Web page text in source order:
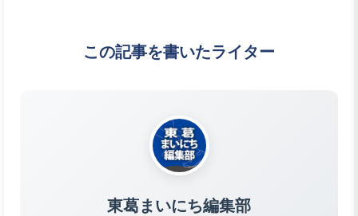
この記事を書いたライター
東葛まいにち編集部